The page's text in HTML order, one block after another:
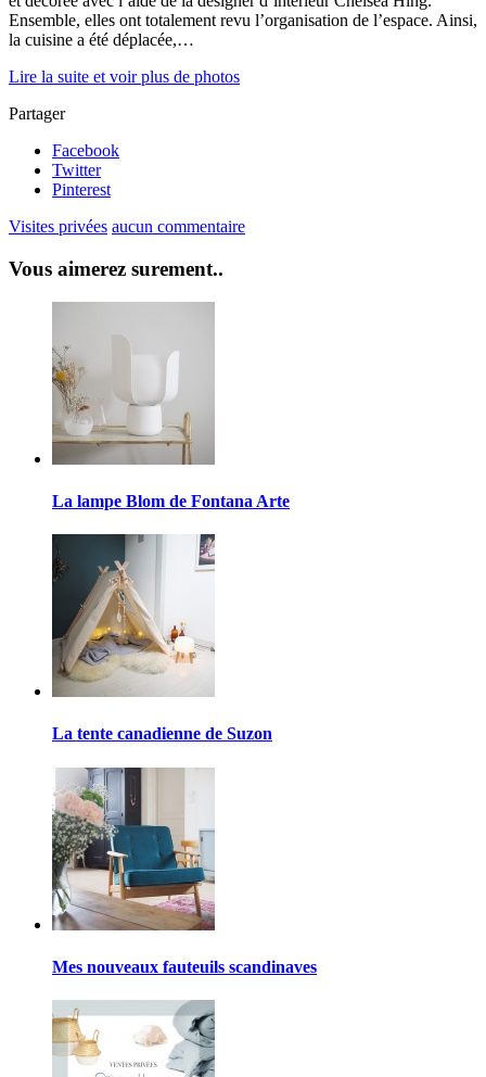
Ensemble, elles ont totalement revu l’organisation de l’espace. Ainsi,
la cuisine a été déplacée,…
Lire la suite et voir plus de photos
Partager
Facebook
Twitter
Pinterest
Visites privées aucun commentaire
Vous aimerez surement..
La lampe Blom de Fontana Arte
La tente canadienne de Suzon
Mes nouveaux fauteuils scandinaves